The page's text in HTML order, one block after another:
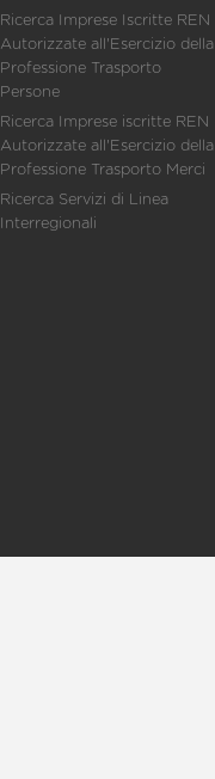
Ricerca Imprese Iscritte REN
Autorizzate all'Esercizio della
Professione Trasporto
Persone
Ricerca Imprese iscritte REN
Autorizzate all'Esercizio della
Professione Trasporto Merci
Ricerca Servizi di Linea
Interregionali